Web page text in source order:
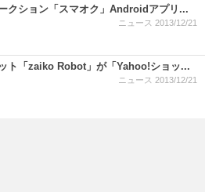
クション「スマオク」Androidアプリ...
ニュース 2013/12/21
ト「zaiko Robot」が「Yahoo!ショッ...
ニュース 2013/12/21